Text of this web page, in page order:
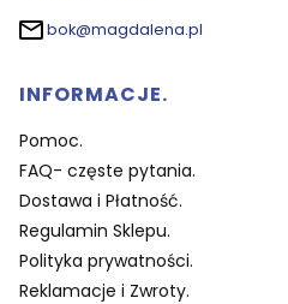
bok@magdalena.pl
Linki w stopce
INFORMACJE.
Pomoc.
FAQ- częste pytania.
Dostawa i Płatność.
Regulamin Sklepu.
Polityka prywatności.
Reklamacje i Zwroty.